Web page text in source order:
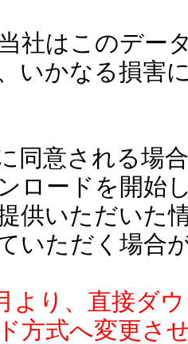
社はこのデー
いかなる損害
同意される場
ロードを開始
供いただいた
いただく場合
より、直接ダ
方式へ変更さ